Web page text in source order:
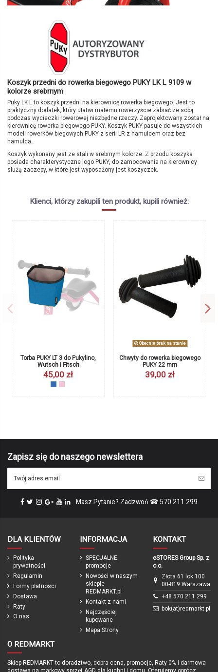
Koszyk przedni do rowerka biegowego PUKY LK L 9109 w
kolorze srebrnym
Puky LK L to koszyk przedni na kierownicę rowerka biegowego. Jest to
praktyczny dodatek, który ułatwi małemu rowerzyście zabrać ze sobą
podczas wycieczki rowerowej niezbędne rzeczy. Zaprojektowany został na
kierownicę rowerka biegowego PUKY. Koszyk PUKY pasuje do wszystkich
modeli rowerków biegowych PUKY z serii LR z hamulcem oraz bez
hamulca.
Koszyk wykonany jest ze stali w srebrnym kolorze. Z przodu koszyka
posiada charakterystyczne logo PUKY, do zamocowania na kierownicy
służą zaczepy, w które jest wyposażony jest koszyczek.
Symbol producenta
Srebrny
Marka
ean13
Klienci, którzy zakupili ten produkt, kupili również:
Torba PUKY LT 3 do Pukylino,
Wutsch i Fitsch
45,00 zł
niebieski 9732
różowy 9733
Obecnie brak na stanie
Chwyty do rowerka biegowego
PUKY 22 mm
39,00 zł
Zapisz się do naszego newslettera
Masz Pytanie? Zadzwoń ☎ 570 211 299
DLA KLIENTÓW
Polityka
prywatności
Regulamin
Formy płatnosci
Dostawa
Raty
O nas
INFORMACJA
SPECJALNE
promocje
Nowości w naszym
sklepie
REDMARKT.pl
Kontakt z nami
Najczęściej
kupowane
Mapa Strony
KONTAKT
eSTORES Group Sp. z
o.o.
Złota 61 lok.100
00-819 Warszawa
+48 570 211 299
bok(at)redmarkt.pl
O REDMARKT
Sklep REDMARKT to doradztwo, dobra cena, promocje, Raty 0% i darmowa
dostawa na markowy sprzęt AGD dla kuchni i domu. Oferujemy oprócz